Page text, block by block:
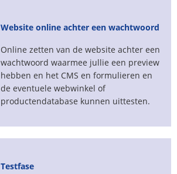
Website online achter een wachtwoord
Online zetten van de website achter een
wachtwoord waarmee jullie een preview
hebben en het CMS en formulieren en
de eventuele webwinkel of
productendatabase kunnen uittesten.
Testfase